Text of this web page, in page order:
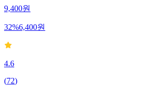
9,400원
32%6,400원
4.6
(72)